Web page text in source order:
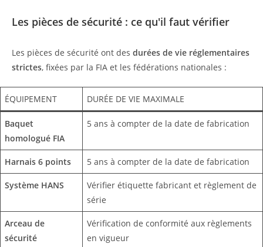
Les pièces de sécurité : ce qu'il faut vérifier
Les pièces de sécurité ont des durées de vie réglementaires
strictes, fixées par la FIA et les fédérations nationales :
ÉQUIPEMENT DURÉE DE VIE MAXIMALE
Baquet
homologué FIA
5 ans à compter de la date de fabrication
Harnais 6 points 5 ans à compter de la date de fabrication
Système HANS
Vérifier étiquette fabricant et règlement de
série
Arceau de
sécurité
Vérification de conformité aux règlements
en vigueur